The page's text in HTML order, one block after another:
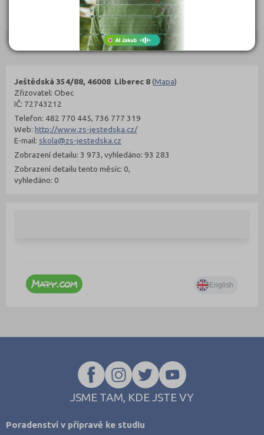
299 Kč
Objednat
Kontakty
Ještědská 354/88, 46008 Liberec 8(Mapa)
Zřizovatel: Obec
IČ: 72743212
Telefon: 482 770 445, 736 777 319
Web: http://www.zs-jestedska.cz/
E-mail: skola@zs-jestedska.cz
Zobrazení detailu: 3 973, vyhledáno: 93 283
Zobrazení detailu tento měsíc: 0,
vyhledáno: 0
JSME TAM, KDE JSTE VY
Poradenství v přípravě ke studiu